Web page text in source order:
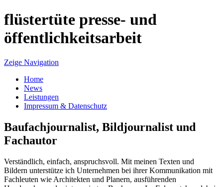
flüstertüte presse- und
öffentlichkeitsarbeit
Zeige Navigation
Home
News
Leistungen
Impressum & Datenschutz
Baufachjournalist, Bildjournalist und
Fachautor
Verständlich, einfach, anspruchsvoll. Mit meinen Texten und
Bildern unterstütze ich Unternehmen bei ihrer Kommunikation mit
Fachleuten wie Architekten und Planern, ausführenden